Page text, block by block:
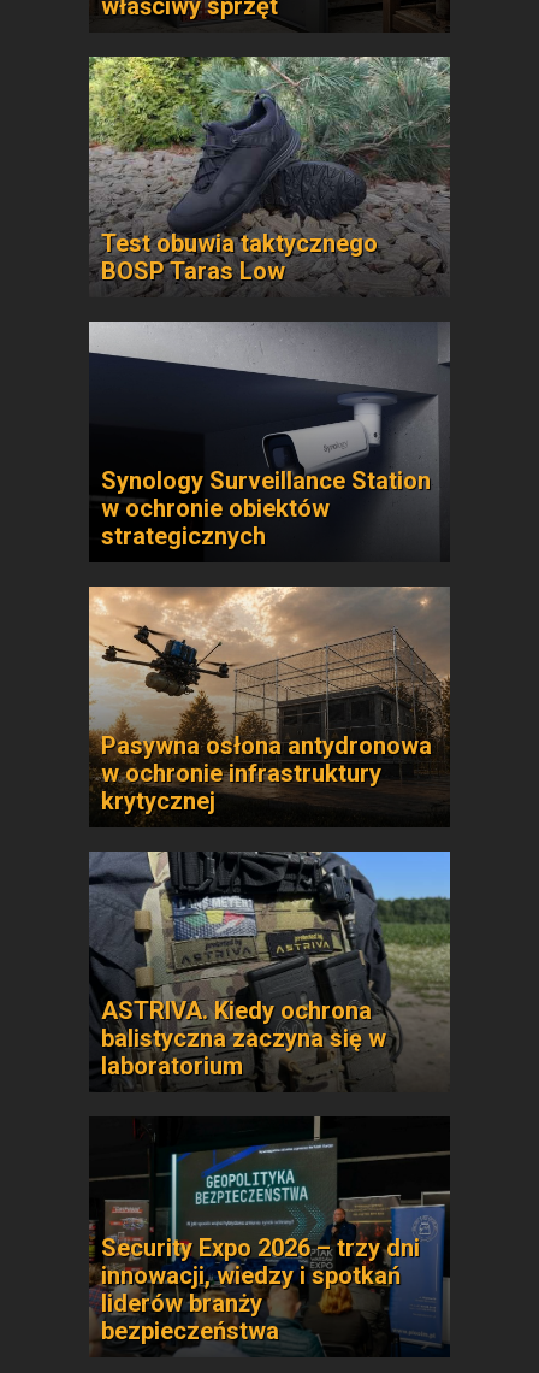
Test obuwia taktycznego
BOSP Taras Low
Synology Surveillance Station
w ochronie obiektów
strategicznych
Pasywna osłona antydronowa
w ochronie infrastruktury
krytycznej
ASTRIVA. Kiedy ochrona
balistyczna zaczyna się w
laboratorium
Security Expo 2026 – trzy dni
innowacji, wiedzy i spotkań
liderów branży
bezpieczeństwa